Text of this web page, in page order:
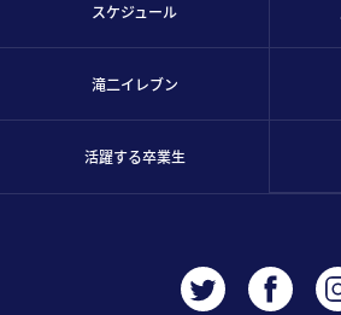
スケジュール
滝二イレブン
活躍する卒業生